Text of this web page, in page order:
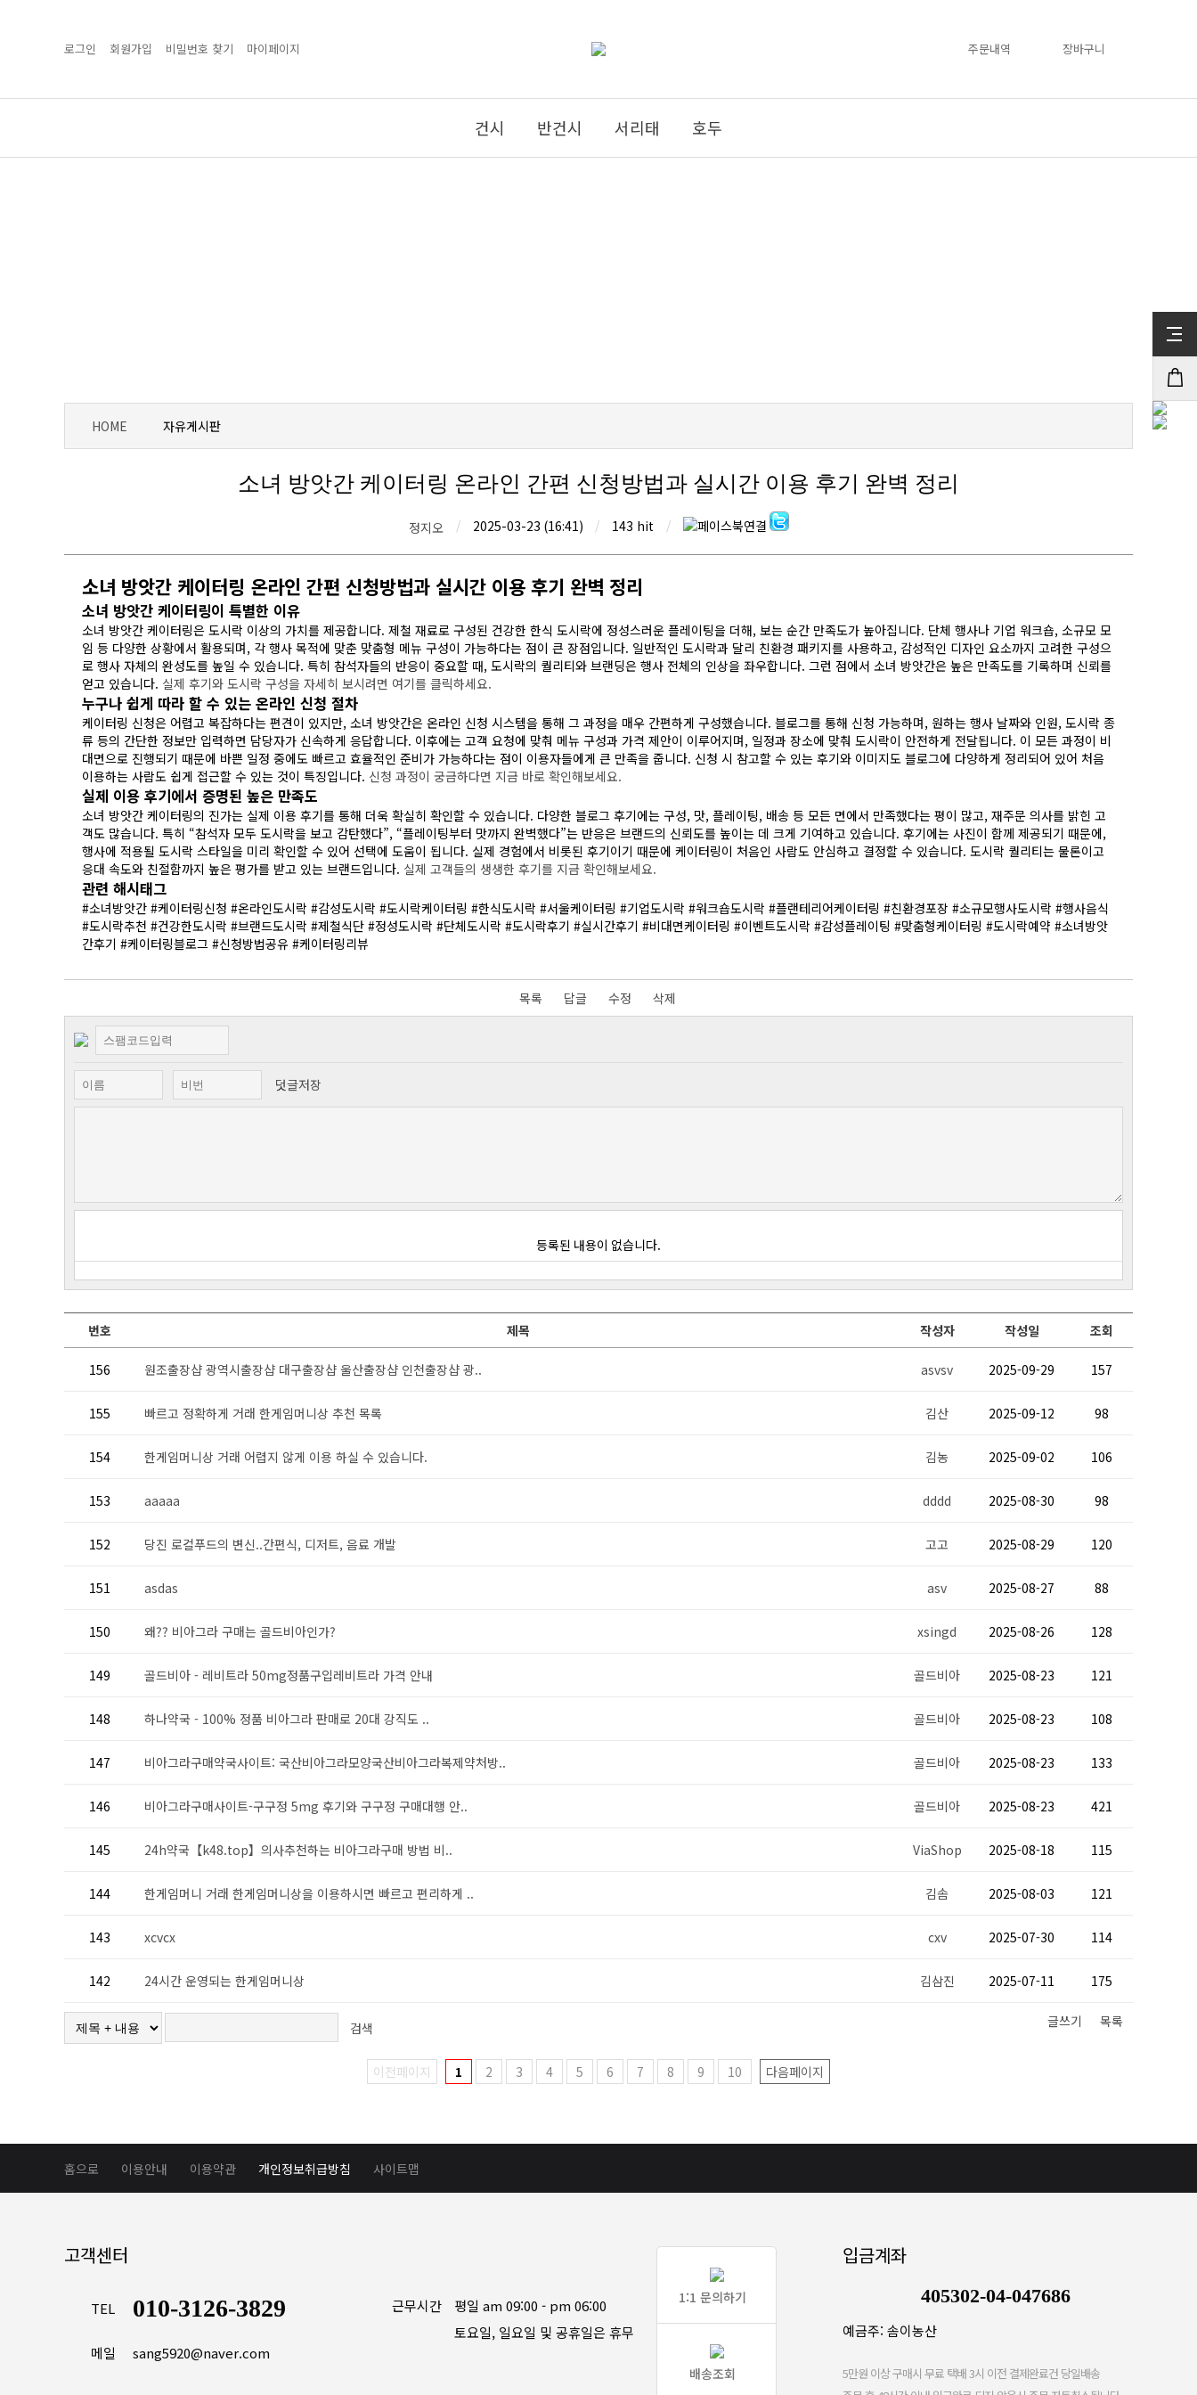
로그인 회원가입 비밀번호 찾기 마이페이지 주문내역 장바구니
건시 반건시 서리태 호두
HOME 자유게시판
소녀 방앗간 케이터링 온라인 간편 신청방법과 실시간 이용 후기 완벽 정리
정지오 / 2025-03-23 (16:41) / 143 hit /
소녀 방앗간 케이터링 온라인 간편 신청방법과 실시간 이용 후기 완벽 정리
소녀 방앗간 케이터링이 특별한 이유
얻고 있습니다. 실제 후기와 도시락 구성을 자세히 보시려면 여기를 클릭하세요.
누구나 쉽게 따라 할 수 있는 온라인 신청 절차
이용하는 사람도 쉽게 접근할 수 있는 것이 특징입니다. 신청 과정이 궁금하다면 지금 바로 확인해보세요.
실제 이용 후기에서 증명된 높은 만족도
응대 속도와 친절함까지 높은 평가를 받고 있는 브랜드입니다. 실제 고객들의 생생한 후기를 지금 확인해보세요.
관련 해시태그
간후기 #케이터링블로그 #신청방법공유 #케이터링리뷰
목록 답글 수정 삭제
덧글저장
등록된 내용이 없습니다.
번호 제목 작성자 작성일 조회
156 원조출장샵 광역시출장샵 대구출장샵 울산출장샵 인천출장샵 광.. asvsv 2025-09-29 157
155 빠르고 정확하게 거래 한게임머니상 추천 목록 김산 2025-09-12 98
154 한게임머니상 거래 어렵지 않게 이용 하실 수 있습니다. 김농 2025-09-02 106
153 aaaaa dddd 2025-08-30 98
152 당진 로컬푸드의 변신..간편식, 디저트, 음료 개발 고고 2025-08-29 120
151 asdas asv 2025-08-27 88
150 왜?? 비아그라 구매는 골드비아인가? xsingd 2025-08-26 128
149 골드비아 - 레비트라 50mg정품구입레비트라 가격 안내 골드비아 2025-08-23 121
148 하나약국 - 100% 정품 비아그라 판매로 20대 강직도 .. 골드비아 2025-08-23 108
147 비아그라구매약국사이트: 국산비아그라모양국산비아그라복제약처방.. 골드비아 2025-08-23 133
146 비아그라구매사이트-구구정 5mg 후기와 구구정 구매대행 안.. 골드비아 2025-08-23 421
145 24h약국【k48.tоp】의사추천하는 비아그라구매 방법 비.. ViaShop 2025-08-18 115
144 한게임머니 거래 한게임머니상을 이용하시면 빠르고 편리하게 .. 김솜 2025-08-03 121
143 xcvcx cxv 2025-07-30 114
142 24시간 운영되는 한게임머니상 김삼진 2025-07-11 175
검색 글쓰기 목록
이전페이지 1 2 3 4 5 6 7 8 9 10 다음페이지
홈으로 이용안내 이용약관 개인정보취급방침 사이트맵
고객센터
TEL 010-3126-3829
메일 sang5920@naver.com
근무시간
평일 am 09:00 - pm 06:00
토요일, 일요일 및 공휴일은 휴무
1:1 문의하기
배송조회
입금계좌
405302-04-047686
예금주: 솜이농산
5만원 이상 구매시 무료 택배 3시 이전 결제완료건 당일배송